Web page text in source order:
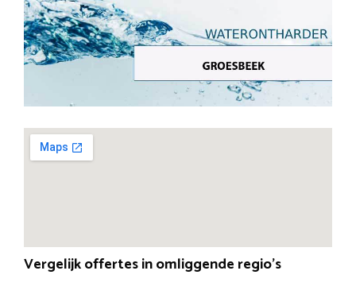
Vergelijk offertes in omliggende regio’s